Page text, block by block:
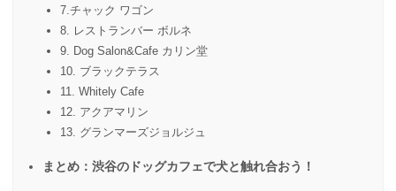
7.チャック ワゴン
8. レストランバー ボルネ
9. Dog Salon&Cafe カリン堂
10. ブラックテラス
11. Whitely Cafe
12. アクアマリン
13. グランマーズジョルジュ
まとめ：渋谷のドッグカフェで犬と触れ合おう！